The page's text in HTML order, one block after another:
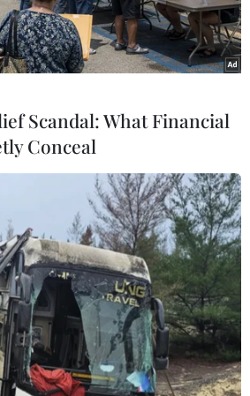
mặt tại hiện trường để khống chế đám
(Ảnh: TTXVN)
Scandal: What Financial
Conceal